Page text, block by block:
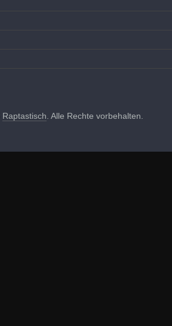
Raptastisch. Alle Rechte vorbehalten.